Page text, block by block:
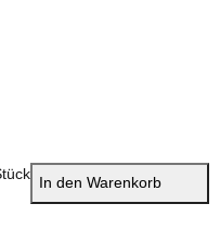
In den Warenkorb